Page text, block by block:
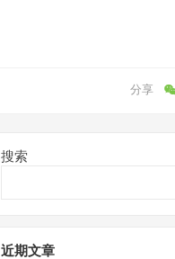
搜索
近期文章